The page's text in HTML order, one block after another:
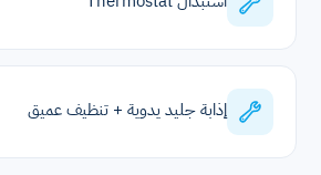
إذابة جليد يدوية + تنظيف عميق